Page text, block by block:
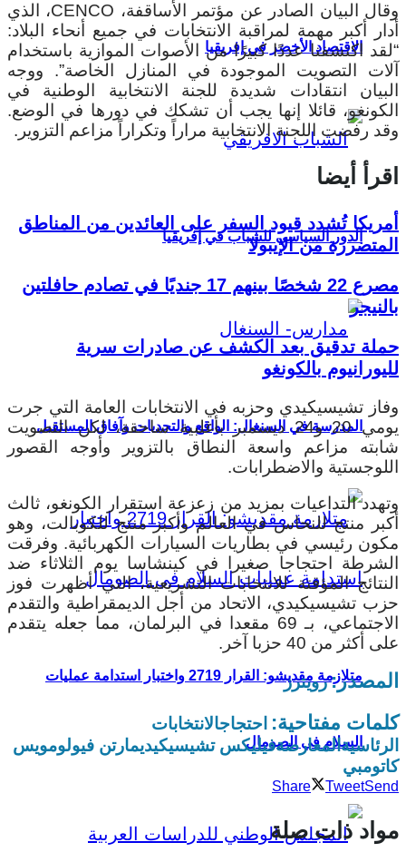
الاقتصاد الأخضر في إفريقيا
الدور السياسي للشباب في إفريقيا
المدرسة في السنغال: الواقع والتحديات وآفاق المستقبل
متلازمة مقديشو: القرار 2719 واختبار استدامة عمليات
السلام في الصومال
وقال البيان الصادر عن مؤتمر الأساقفة، CENCO، الذي
أدار أكبر مهمة لمراقبة الانتخابات في جميع أنحاء البلاد:
“لقد اكتشفنا عددًا كبيرًا من الأصوات الموازية باستخدام
آلات التصويت الموجودة في المنازل الخاصة”. ووجه
البيان انتقادات شديدة للجنة الانتخابية الوطنية في
الكونغو، قائلا إنها يجب أن تشكك في دورها في الوضع.
وقد رفضت اللجنة الانتخابية مراراً وتكراراً مزاعم التزوير.
اقرأ أيضا
أمريكا تُشدد قيود السفر على العائدين من المناطق
المتضررة من الإيبولا
مصرع 22 شخصًا بينهم 17 جنديًا في تصادم حافلتين
بالنيجر
حملة تدقيق بعد الكشف عن صادرات سرية
لليورانيوم بالكونغو
وفاز تشيسيكيدي وحزبه في الانتخابات العامة التي جرت
يومي 20 و24 ديسمبر بأغلبية ساحقة، لكن التصويت
شابته مزاعم واسعة النطاق بالتزوير وأوجه القصور
اللوجستية والاضطرابات.
وتهدد التداعيات بمزيد من زعزعة استقرار الكونغو، ثالث
أكبر منتج للنحاس في العالم وأكبر منتج للكوبالت، وهو
مكون رئيسي في بطاريات السيارات الكهربائية. وفرقت
الشرطة احتجاجا صغيرا في كينشاسا يوم الثلاثاء ضد
النتائج المؤقتة للانتخابات التشريعية، التي أظهرت فوز
حزب تشيسيكيدي، الاتحاد من أجل الديمقراطية والتقدم
الاجتماعي، بـ 69 مقعدا في البرلمان، مما جعله يتقدم
على أكثر من 40 حزبا آخر.
المصدر:رويترز
كلمات مفتاحية: احتجاجالانتخابات
الرئاسيةالمعارضةفيليكس تشيسيكيديمارتن فيولومويس
كاتومبي
Share TweetSend
مواد ذات صلة